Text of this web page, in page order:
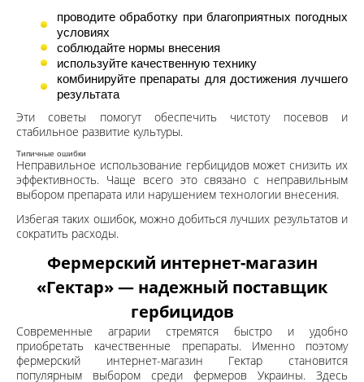
проводите обработку при благоприятных погодных
условиях
соблюдайте нормы внесения
используйте качественную технику
комбинируйте препараты для достижения лучшего
результата
Эти советы помогут обеспечить чистоту посевов и
стабильное развитие культуры.
Типичные ошибки
Неправильное использование гербицидов может снизить их
эффективность. Чаще всего это связано с неправильным
выбором препарата или нарушением технологии внесения.
Избегая таких ошибок, можно добиться лучших результатов и
сократить расходы.
Фермерский интернет-магазин
«Гектар» — надежный поставщик
гербицидов
Современные аграрии стремятся быстро и удобно
приобретать качественные препараты. Именно поэтому
фермерский интернет-магазин Гектар становится
популярным выбором среди фермеров Украины. Здесь